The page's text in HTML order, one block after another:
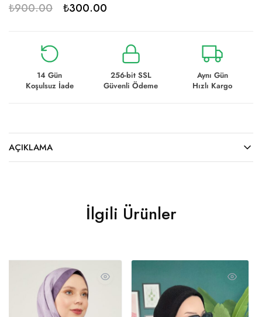
₺900.00 ₺300.00
14 Gün
Koşulsuz İade
256-bit SSL
Güvenli Ödeme
Aynı Gün
Hızlı Kargo
AÇIKLAMA
İlgili Ürünler